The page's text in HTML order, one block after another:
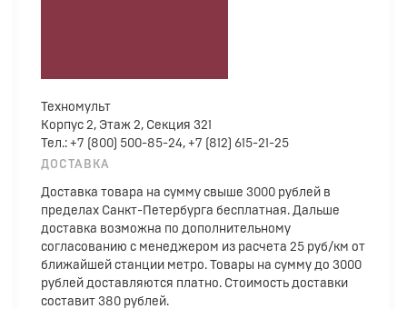
Техномульт
Корпус 2, Этаж 2, Секция 321
Тел.: +7 (800) 500-85-24, +7 (812) 615-21-25
ДОСТАВКА
Доставка товара на сумму свыше 3000 рублей в
пределах Санкт-Петербурга бесплатная. Дальше
доставка возможна по дополнительному
согласованию с менеджером из расчета 25 руб/км от
ближайшей станции метро. Товары на сумму до 3000
рублей доставляются платно. Стоимость доставки
составит 380 рублей.